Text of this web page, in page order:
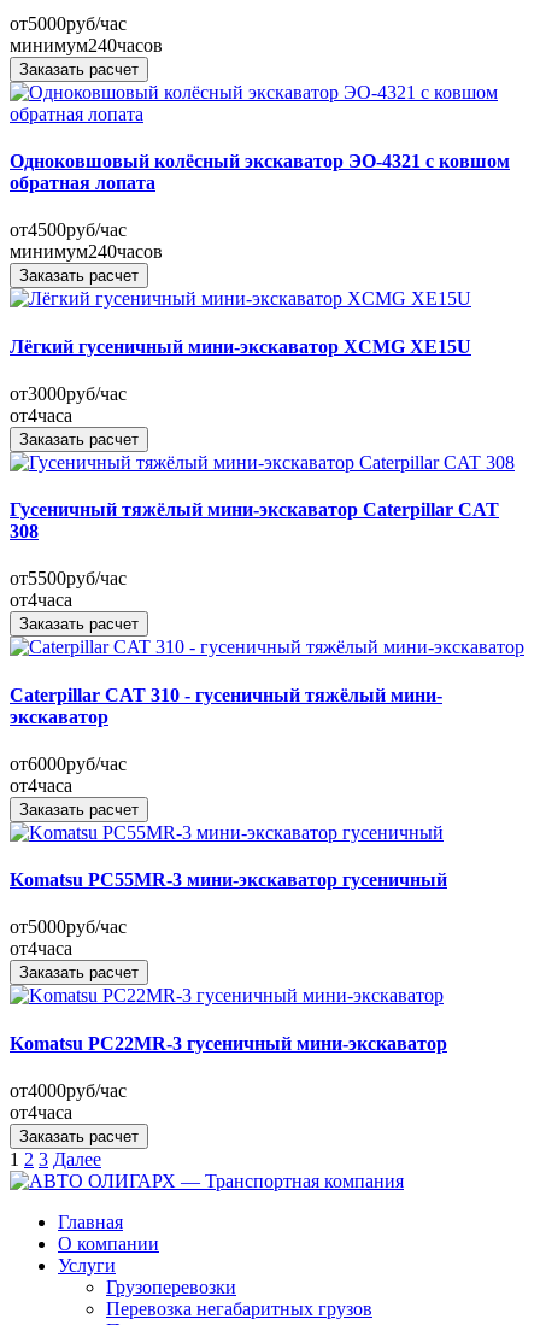
от5000руб/час
минимум240часов
Заказать расчет
Одноковшовый колёсный экскаватор ЭО-4321 с ковшом
обратная лопата
от4500руб/час
минимум240часов
Заказать расчет
Лёгкий гусеничный мини-экскаватор XCMG XE15U
от3000руб/час
от4часа
Заказать расчет
Гусеничный тяжёлый мини-экскаватор Caterpillar CAT
308
от5500руб/час
от4часа
Заказать расчет
Caterpillar CAT 310 - гусеничный тяжёлый мини-
экскаватор
от6000руб/час
от4часа
Заказать расчет
Komatsu PC55MR-3 мини-экскаватор гусеничный
от5000руб/час
от4часа
Заказать расчет
Komatsu PC22MR-3 гусеничный мини-экскаватор
от4000руб/час
от4часа
Заказать расчет
Пагинация
записей
1 2 3 Далее
Главная
О компании
Услуги
Грузоперевозки
Перевозка негабаритных грузов